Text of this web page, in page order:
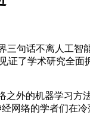
话不离人工智
证了学术研究全
的机器学习方
网络的学者们在冷